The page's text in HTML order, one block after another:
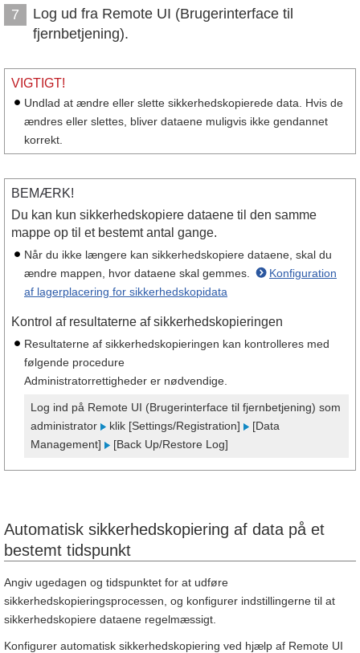
7
Log ud fra Remote UI (Brugerinterface til
fjernbetjening).
VIGTIGT!
Undlad at ændre eller slette sikkerhedskopierede data. Hvis de
ændres eller slettes, bliver dataene muligvis ikke gendannet
korrekt.
BEMÆRK!
Du kan kun sikkerhedskopiere dataene til den samme
mappe op til et bestemt antal gange.
Når du ikke længere kan sikkerhedskopiere dataene, skal du
ændre mappen, hvor dataene skal gemmes.
Konfiguration
af lagerplacering for sikkerhedskopidata
Kontrol af resultaterne af sikkerhedskopieringen
Resultaterne af sikkerhedskopieringen kan kontrolleres med
følgende procedure
Administratorrettigheder er nødvendige.
Log ind på Remote UI (Brugerinterface til fjernbetjening) som
administrator
klik [Settings/Registration]
[Data
Management]
[Back Up/Restore Log]
Automatisk sikkerhedskopiering af data på et
bestemt tidspunkt
Angiv ugedagen og tidspunktet for at udføre
sikkerhedskopieringsprocessen, og konfigurer indstillingerne til at
sikkerhedskopiere dataene regelmæssigt.
Konfigurer automatisk sikkerhedskopiering ved hjælp af Remote UI